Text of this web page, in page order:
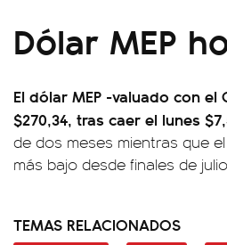
Dólar MEP
El dólar MEP -valuado con
$270,34, tras caer el lunes
de dos meses mientras que
más bajo desde finales de
TEMAS RELACIONADOS